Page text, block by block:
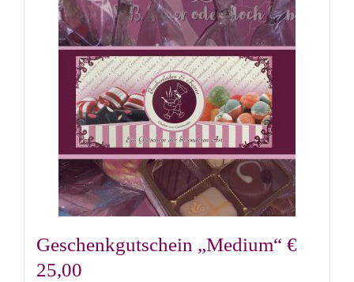
Geschenkgutschein „Medium“ €
25,00